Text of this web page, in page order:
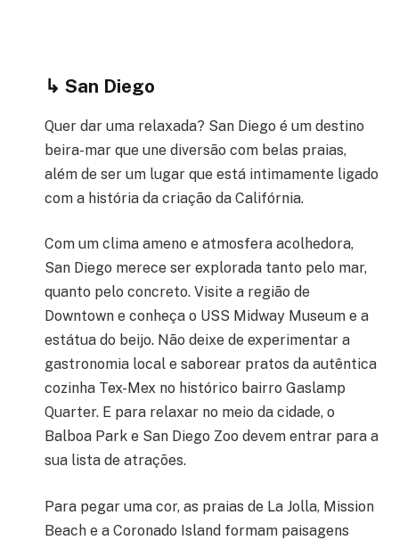
↳ San Diego
Quer dar uma relaxada? San Diego é um destino
beira-mar que une diversão com belas praias,
além de ser um lugar que está intimamente ligado
com a história da criação da Califórnia.
Com um clima ameno e atmosfera acolhedora,
San Diego merece ser explorada tanto pelo mar,
quanto pelo concreto. Visite a região de
Downtown e conheça o USS Midway Museum e a
estátua do beijo. Não deixe de experimentar a
gastronomia local e saborear pratos da autêntica
cozinha Tex-Mex no histórico bairro Gaslamp
Quarter. E para relaxar no meio da cidade, o
Balboa Park e San Diego Zoo devem entrar para a
sua lista de atrações.
Para pegar uma cor, as praias de La Jolla, Mission
Beach e a Coronado Island formam paisagens